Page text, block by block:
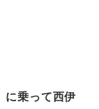
に乗って西伊